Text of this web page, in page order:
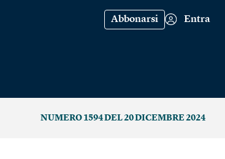
Abbonarsi Entra
NUMERO 1594 DEL 20 DICEMBRE 2024